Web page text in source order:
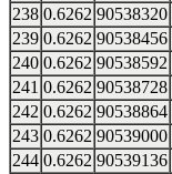
238 0.6262 90538320
239 0.6262 90538456
240 0.6262 90538592
241 0.6262 90538728
242 0.6262 90538864
243 0.6262 90539000
244 0.6262 90539136